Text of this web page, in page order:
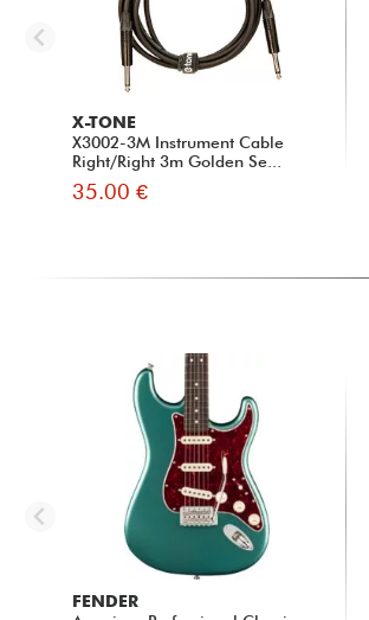
X-TONE
X3002-3M Instrument Cable
Right/Right 3m Golden Se...
35.00 €
FENDER